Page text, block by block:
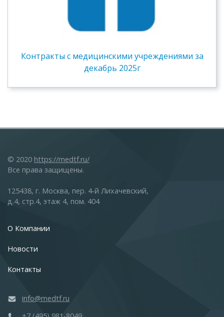
Контракты c медицинскими учреждениями за
декабрь 2025г
© 2020 https://medtf.ru/
Все права защищены.
125438, г. Москва, пер. 4-й Лихачевский,
д.4, стр.4, этаж 4, пом. 404
О Компании
Новости
Контакты
info@medtf.ru